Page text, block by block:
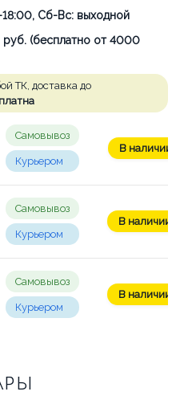
Сб-Вс: выходной
руб. (бесплатно от 4000
ТК, доставка до
Самовывоз
Курьером
В наличии:
Самовывоз
Курьером
В наличии:
Самовывоз
Курьером
В наличии: